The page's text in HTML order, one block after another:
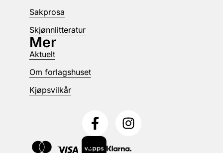
Sakprosa
Skjønnlitteratur
Mer
Aktuelt
Om forlagshuset
Kjøpsvilkår